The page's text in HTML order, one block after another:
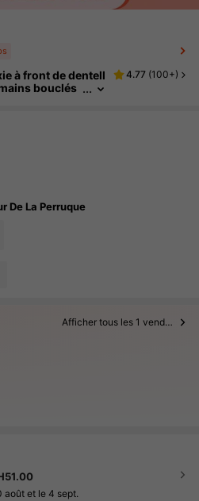
à front de dentell
bouclés
4.77 (100+)
De La Perruque
Afficher tous les 1 vendeurs
août et le 4 sept.